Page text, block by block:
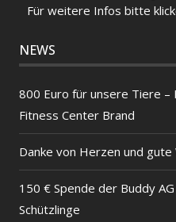
Für weitere Infos bitte
NEWS
800 Euro für unsere Tiere –
Fitness Center Brand
Danke von Herzen und gute
150 € Spende der Buddy
Schützlinge